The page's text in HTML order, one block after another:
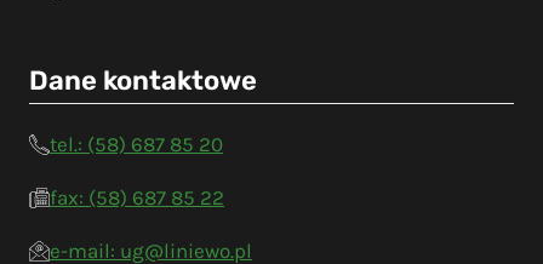
Dane kontaktowe
tel.: (58) 687 85 20
fax: (58) 687 85 22
e-mail: ug@liniewo.pl